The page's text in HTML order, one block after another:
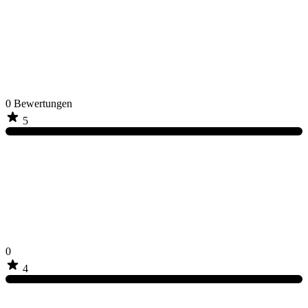
0 Bewertungen
5
0
4